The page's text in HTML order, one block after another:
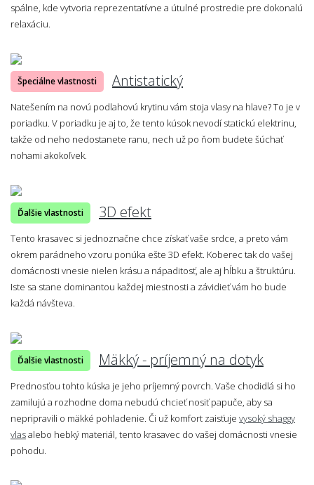
spálne, kde vytvoria reprezentatívne a útulné prostredie pre dokonalú
relaxáciu.
Špeciálne vlastnosti Antistatický
Natešením na novú podlahovú krytinu vám stoja vlasy na hlave? To je v
poriadku. V poriadku je aj to, že tento kúsok nevodí statickú elektrinu,
takže od neho nedostanete ranu, nech už po ňom budete šúchať
nohami akokoľvek.
Ďalšie vlastnosti 3D efekt
Tento krasavec si jednoznačne chce získať vaše srdce, a preto vám
okrem parádneho vzoru ponúka ešte 3D efekt. Koberec tak do vašej
domácnosti vnesie nielen krásu a nápaditosť, ale aj hĺbku a štruktúru.
Iste sa stane dominantou každej miestnosti a závidieť vám ho bude
každá návšteva.
Ďalšie vlastnosti Mäkký - príjemný na dotyk
Prednosťou tohto kúska je jeho príjemný povrch. Vaše chodidlá si ho
zamilujú a rozhodne doma nebudú chcieť nosiť papuče, aby sa
nepripravili o mäkké pohladenie. Či už komfort zaisťuje vysoký shaggy
vlasalebo hebký materiál, tento krasavec do vašej domácnosti vnesie
pohodu.